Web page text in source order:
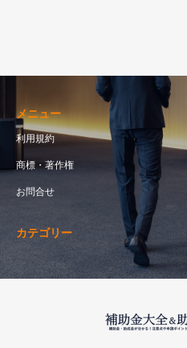
メニュー
利用規約
商標・著作権
お問合せ
カテゴリー